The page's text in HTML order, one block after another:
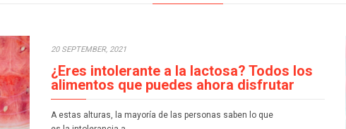
20 SEPTEMBER, 2021
¿Eres intolerante a la lactosa? Todos los
alimentos que puedes ahora disfrutar
A estas alturas, la mayoría de las personas saben lo que